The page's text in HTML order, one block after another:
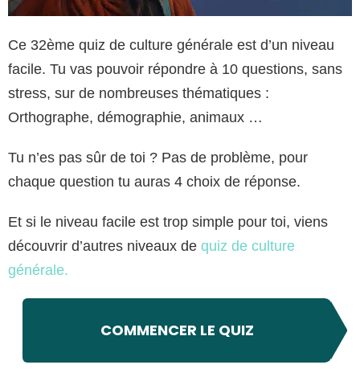
Ce 32ème quiz de culture générale est d’un niveau
facile. Tu vas pouvoir répondre à 10 questions, sans
stress, sur de nombreuses thématiques :
Orthographe, démographie, animaux …
Tu n’es pas sûr de toi ? Pas de problème, pour
chaque question tu auras 4 choix de réponse.
Et si le niveau facile est trop simple pour toi, viens
découvrir d’autres niveaux de quiz de culture
générale.
COMMENCER LE QUIZ